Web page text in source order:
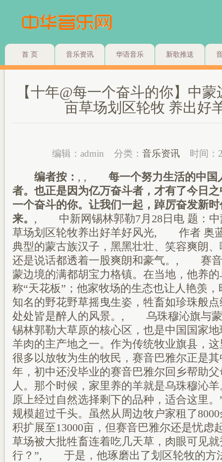
首 页 音乐资讯 华语音乐 新歌推送
【十年@每一个奋斗的你】中
亩草场划区轮牧 养出好
编辑：admin 分类： 音乐资讯 时间：
编者按： , , 每一个努力生活的中国
者。也正是因为亿万奋斗者，才有了今日
一个奋斗的你。让我们一起，踔厉奋发新
来。 , 中新网锡林郭勒7月28日电 题：中
草场划区轮牧养出好羊好风光, 作者
典型的蒙古族汉子，黑黑壮壮、笑容爽朗
还是说话都透着一股爽朗和豪气。, 赛音
蒙边境的满都胡宝力格镇。在当地，他养
称“天花板”；他家牧场的生态也让人艳羡
知名的野花野草摇曳生姿，牲畜如珍珠般
处处皆是醉人的风景。, 乌珠穆沁旗与蒙
锡林郭勒大草原的核心区，也是中国国家
羊肉的主产地之一。作为传统牧业旗县，
很多以放牧为生的牧民，赛音巴雅尔正
年，初中还没毕业的赛音巴雅尔回乡帮助
人。那个时候，家里养的羊就是乌珠穆沁
原上经过自然选择剩下的品种，适合这
规模超过千头。虽然从周边牧户家租了
积扩展至13000亩，但赛音巴雅尔还是忧虑
草场被大批牲畜连着吃几天草，肉眼可见
行？”, 于是，他琢磨出了划区轮牧的